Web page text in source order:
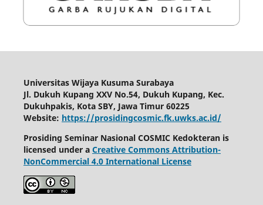
Universitas Wijaya Kusuma Surabaya
Jl. Dukuh Kupang XXV No.54, Dukuh Kupang, Kec.
Dukuhpakis, Kota SBY, Jawa Timur 60225
Website: https://prosidingcosmic.fk.uwks.ac.id/
Prosiding Seminar Nasional COSMIC Kedokteran is
licensed under a Creative Commons Attribution-
NonCommercial 4.0 International License